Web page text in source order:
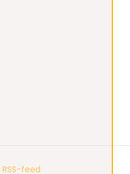
RSS-feed